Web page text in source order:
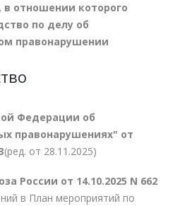
в отношении которого
по делу об
правонарушении
Федерации об
правонарушениях" от
(ред. от 28.11.2025)
России от 14.10.2025 N 662
в План мероприятий по